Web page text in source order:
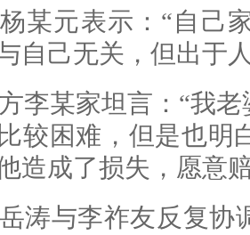
某元表示：“自己
自己无关，但出于
李某家坦言：“我
较困难，但是也明
造成了损失，愿意
涛与李祚友反复协